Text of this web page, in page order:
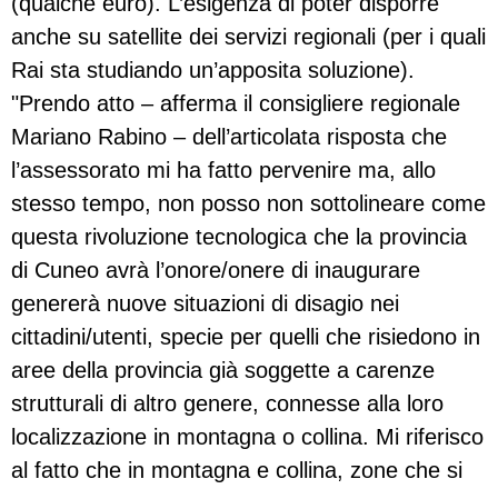
anche su satellite dei servizi regionali (per i quali
Rai sta studiando un’apposita soluzione).
"Prendo atto – afferma il consigliere regionale
Mariano Rabino – dell’articolata risposta che
l’assessorato mi ha fatto pervenire ma, allo
stesso tempo, non posso non sottolineare come
questa rivoluzione tecnologica che la provincia
di Cuneo avrà l’onore/onere di inaugurare
genererà nuove situazioni di disagio nei
cittadini/utenti, specie per quelli che risiedono in
aree della provincia già soggette a carenze
strutturali di altro genere, connesse alla loro
localizzazione in montagna o collina. Mi riferisco
al fatto che in montagna e collina, zone che si